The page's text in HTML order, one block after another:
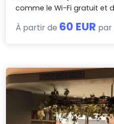
comme le Wi-Fi gratuit et
À partir de 60 EUR par